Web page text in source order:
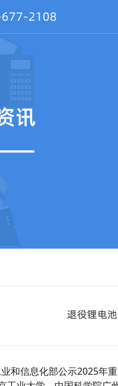
2108
退役锂电
和信息化部公示2025年